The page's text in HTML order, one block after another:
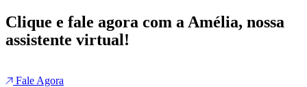
Clique e fale agora com a Amélia, nossa
assistente virtual!
Fale Agora